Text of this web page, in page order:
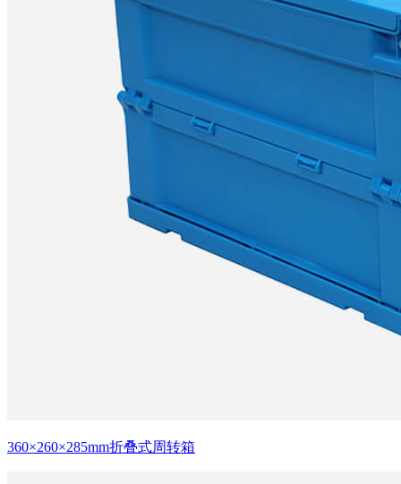
360×260×285mm折叠式周转箱